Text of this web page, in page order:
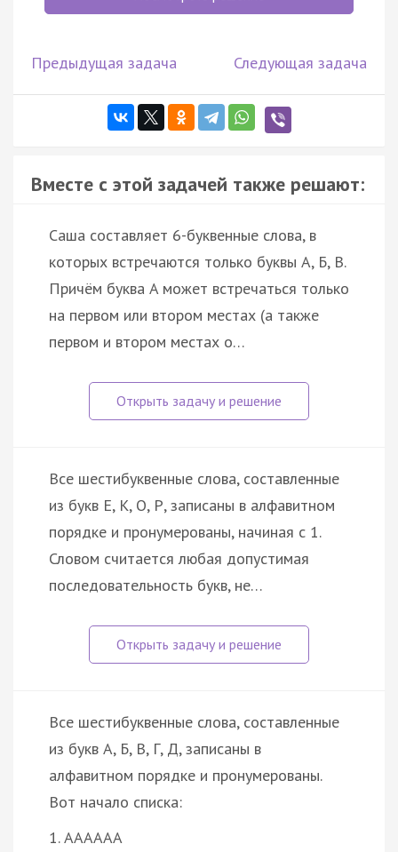
Предыдущая задача Следующая задача
Вместе с этой задачей также решают:
Саша составляет 6-буквенные слова, в
которых встречаются только буквы А, Б, В.
Причём буква A может встречаться только
на первом или втором местах (а также
первом и втором местах о…
Все шестибуквенные слова, составленные
из букв Е, К, О, Р, записаны в алфавитном
порядке и пронумерованы, начиная с 1.
Словом считается любая допустимая
последовательность букв, не…
Все шестибуквенные слова, составленные
из букв А, Б, В, Г, Д, записаны в
алфавитном порядке и пронумерованы.
Вот начало списка:
1. АААААА